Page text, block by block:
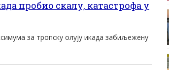
пробио скалу, катастрофа у
за тропску олују икада забиљежену